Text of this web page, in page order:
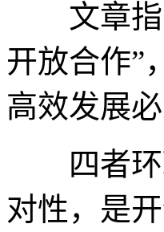
文章指
开放合作”
高效发展
四者环
对性，是